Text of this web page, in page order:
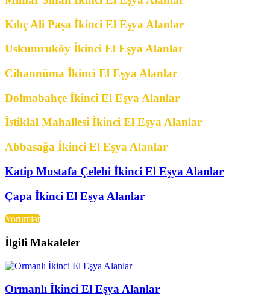
Kılıç Ali Paşa İkinci El Eşya Alanlar
Uskumruköy İkinci El Eşya Alanlar
Cihannüma İkinci El Eşya Alanlar
Dolmabahçe İkinci El Eşya Alanlar
İstiklal Mahallesi İkinci El Eşya Alanlar
Abbasağa İkinci El Eşya Alanlar
Katip Mustafa Çelebi İkinci El Eşya Alanlar
Çapa İkinci El Eşya Alanlar
Yorumlar
İlgili Makaleler
Ormanlı İkinci El Eşya Alanlar